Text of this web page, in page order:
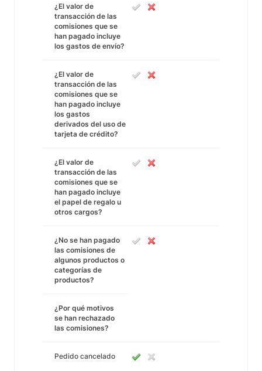
¿El valor de
transacción de las
comisiones que se
han pagado incluye
los gastos de envío?
¿El valor de
transacción de las
comisiones que se
han pagado incluye
los gastos
derivados del uso de
tarjeta de crédito?
¿El valor de
transacción de las
comisiones que se
han pagado incluye
el papel de regalo u
otros cargos?
¿No se han pagado
las comisiones de
algunos productos o
categorías de
productos?
¿Por qué motivos
se han rechazado
las comisiones?
Pedido cancelado